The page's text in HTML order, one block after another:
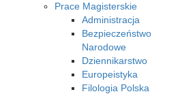
Prace Magisterskie
Administracja
Bezpieczeństwo
Narodowe
Dziennikarstwo
Europeistyka
Filologia Polska